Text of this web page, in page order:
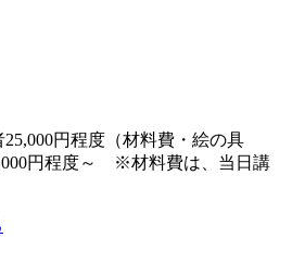
25,000円程度（材料費・絵の具
円程度～ ※材料費は、当日講